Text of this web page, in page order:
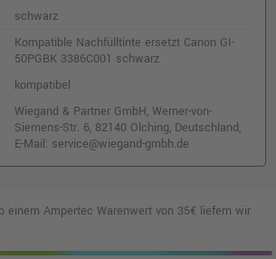
schwarz
Kompatible Nachfülltinte ersetzt Canon GI-
50PGBK 3386C001 schwarz
kompatibel
Wiegand & Partner GmbH, Werner-von-
Siemens-Str. 6, 82140 Olching, Deutschland,
E-Mail: service@wiegand-gmbh.de
einem Ampertec Warenwert von 35€ liefern wir